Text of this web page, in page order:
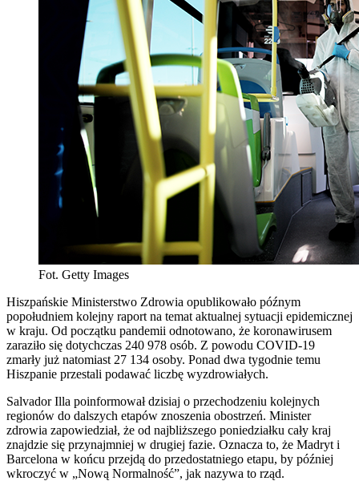
Fot. Getty Images
Hiszpańskie Ministerstwo Zdrowia opublikowało późnym
popołudniem kolejny raport na temat aktualnej sytuacji epidemicznej
w kraju. Od początku pandemii odnotowano, że koronawirusem
zaraziło się dotychczas 240 978 osób. Z powodu COVID-19
zmarły już natomiast 27 134 osoby. Ponad dwa tygodnie temu
Hiszpanie przestali podawać liczbę wyzdrowiałych.
Salvador Illa poinformował dzisiaj o przechodzeniu kolejnych
regionów do dalszych etapów znoszenia obostrzeń. Minister
zdrowia zapowiedział, że od najbliższego poniedziałku cały kraj
znajdzie się przynajmniej w drugiej fazie. Oznacza to, że Madryt i
Barcelona w końcu przejdą do przedostatniego etapu, by później
wkroczyć w „Nową Normalność”, jak nazywa to rząd.